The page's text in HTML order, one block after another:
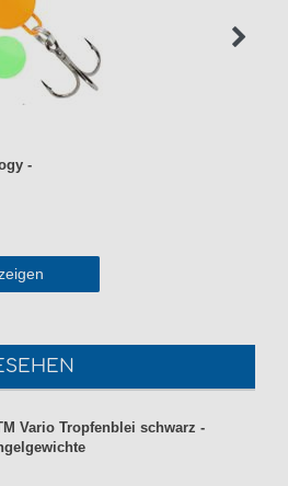
-
Vario Tropfenblei schwarz -